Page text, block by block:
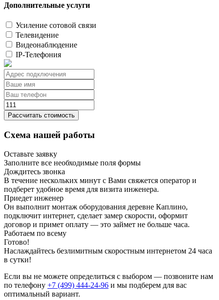
Дополнительные услуги
Усиление сотовой связи
Телевидение
Видеонаблюдение
IP-Телефония
Рассчитать стоимость
Схема нашей работы
Оставьте заявку
Заполните все необходимые поля формы
Дождитесь звонка
В течение нескольких минут с Вами свяжется оператор и
подберет удобное время для визита инженера.
Приедет инженер
Он выполнит монтаж оборудования деревне Каплино,
подключит интернет, сделает замер скорости, оформит
договор и примет оплату — это займет не больше часа.
Работаем по всему
Готово!
Наслаждайтесь безлимитным скоростным интернетом 24 часа
в сутки!
Если вы не можете определиться с выбором — позвоните нам
по телефону +7 (499) 444-24-96 и мы подберем для вас
оптимальный вариант.